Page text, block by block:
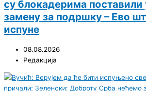
су блокадерима поставили
замену за подршку – Ево
испуне
08.08.2026
Редакција